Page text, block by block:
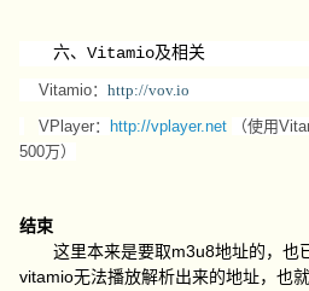
六、Vitamio及相关
Vitamio：http://vov.io
VPlayer：
http://vplayer.net
（使用
500万）
结束
这里本来是要取m3u8地址的，也
vitamio无法播放解析出来的地址，也